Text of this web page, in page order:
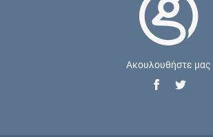
Ακουλουθήστε μας